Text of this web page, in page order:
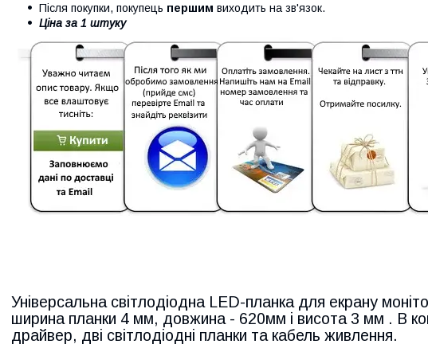
Після покупки, покупець першим виходить на зв'язок.
Ціна за 1 штуку
Універсальна світлодіодна LED-планка для екрану
ширина планки 4 мм, довжина - 620мм і висота 3 мм . В
драйвер, дві світлодіодні планки та кабель живлення.